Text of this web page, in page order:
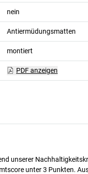
nein
Antiermüdungsmatten
montiert
PDF anzeigen
unserer
unter 3 Punkten.